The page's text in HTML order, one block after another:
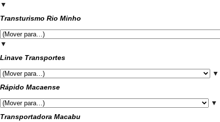
▼
Transturismo Rio Minho
▼
Linave Transportes
▼
Rápido Macaense
▼
Transportadora Macabu